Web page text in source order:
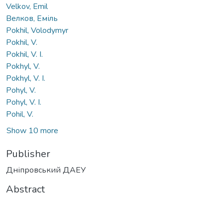
Velkov, Emil
Велков, Еміль
Pokhil, Volodymyr
Pokhil, V.
Pokhil, V. I.
Pokhyl, V.
Pokhyl, V. I.
Pohyl, V.
Pohyl, V. I.
Pohil, V.
Show 10 more
Publisher
Дніпровський ДАЕУ
Abstract